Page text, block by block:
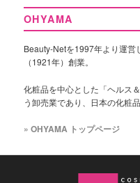
OHYAMA
Beauty-Netを1997年より運営
（1921年）創業。
化粧品を中心とした「ヘルス
う卸売業であり、日本の化粧
» OHYAMA トップページ